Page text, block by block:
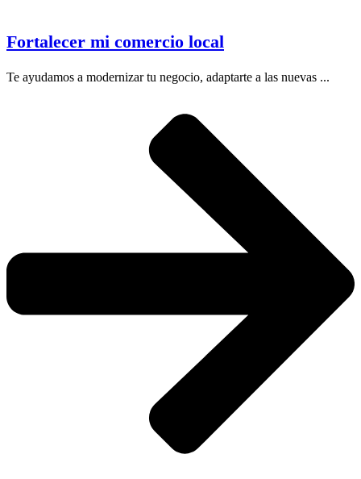
Fortalecer mi comercio local
Te ayudamos a modernizar tu negocio, adaptarte a las nuevas ...